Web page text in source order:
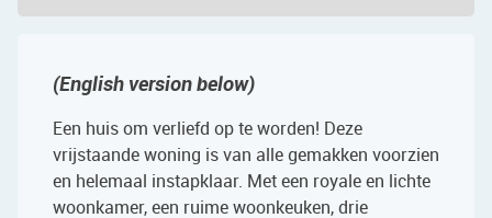
(English version below)
Een huis om verliefd op te worden! Deze
vrijstaande woning is van alle gemakken voorzien
en helemaal instapklaar. Met een royale en lichte
woonkamer, een ruime woonkeuken, drie